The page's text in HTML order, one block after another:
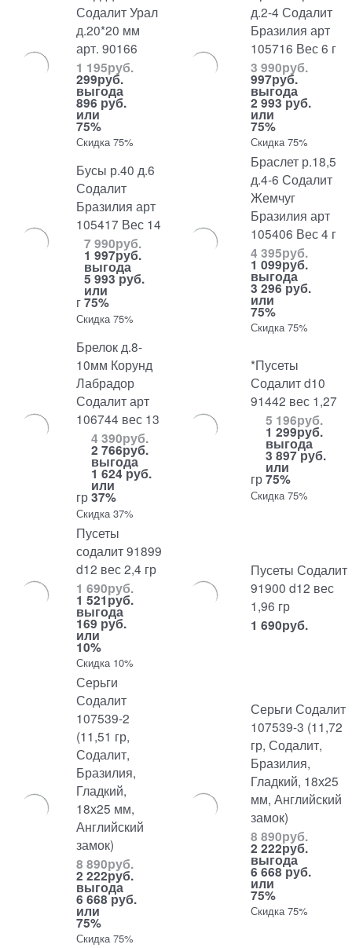
Содалит Урал
д.20*20 мм
арт. 90166
1 195руб.
299руб.
выгода
896 руб.
или
75%
Скидка 75%
д.2-4 Содалит
Бразилия арт
105716 Вес 6 г
3 990руб.
997руб.
выгода
2 993 руб.
или
75%
Скидка 75%
Бусы р.40 д.6
Содалит
Бразилия арт
105417 Вес 14
г
7 990руб.
1 997руб.
выгода
5 993 руб.
или
75%
Скидка 75%
Браслет р.18,5
д.4-6 Содалит
Жемчуг
Бразилия арт
105406 Вес 4 г
4 395руб.
1 099руб.
выгода
3 296 руб.
или
75%
Скидка 75%
Брелок д.8-
10мм Корунд
Лабрадор
Содалит арт
106744 вес 13
гр
4 390руб.
2 766руб.
выгода
1 624 руб.
или
37%
Скидка 37%
*Пусеты
Содалит d10
91442 вес 1,27
гр
5 196руб.
1 299руб.
выгода
3 897 руб.
или
75%
Скидка 75%
Пусеты
содалит 91899
d12 вес 2,4 гр
1 690руб.
1 521руб.
выгода
169 руб.
или
10%
Скидка 10%
Пусеты Содалит
91900 d12 вес
1,96 гр
1 690руб.
Серьги
Содалит
107539-2
(11,51 гр,
Содалит,
Бразилия,
Гладкий,
18х25 мм,
Английский
замок)
8 890руб.
2 222руб.
выгода
6 668 руб.
или
75%
Скидка 75%
Серьги Содалит
107539-3 (11,72
гр, Содалит,
Бразилия,
Гладкий, 18х25
мм, Английский
замок)
8 890руб.
2 222руб.
выгода
6 668 руб.
или
75%
Скидка 75%